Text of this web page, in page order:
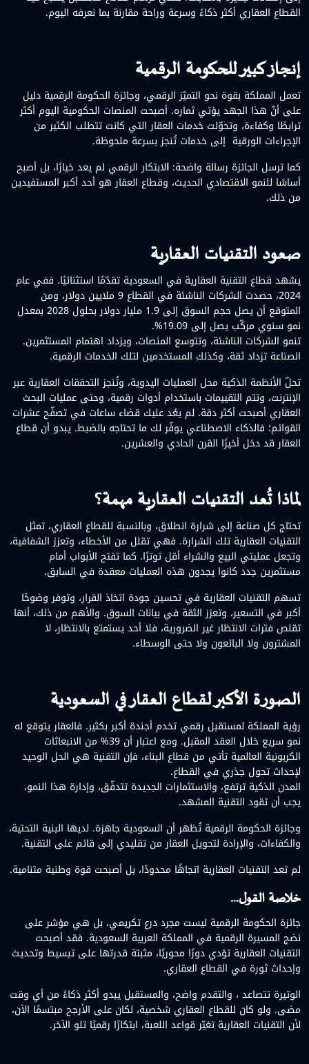
القطاع العقاري أكثر ذكاءً وسرعة وراحة مقارنة بما نعرفه اليوم.
إنجاز كبير للحكومة الرقمية
تعمل المملكة بقوة نحو التميّز الرقمي، وجائزة الحكومة الرقمية دليل
على أنّ هذا الجهد يؤتي ثماره. أصبحت المنصات الحكومية اليوم أكثر
ترابطًا وكفاءة، وتحوّلت خدمات العقار التي كانت تتطلب الكثير من
الإجراءات الورقية إلى خدمات تُنجز بسرعة ملحوظة.
كما ترسل الجائزة رسالة واضحة: الابتكار الرقمي لم يعد خيارًا، بل أصبح
أساسًا للنمو الاقتصادي الحديث، وقطاع العقار هو أحد أكبر المستفيدين
من ذلك.
صعود التقنيات العقارية
يشهد قطاع التقنية العقارية في السعودية تقدّمًا استثنائيًا. ففي عام
2024، حصدت الشركات الناشئة في القطاع 9 ملايين دولار، ومن
المتوقع أن يصل حجم السوق إلى 1.9 مليار دولار بحلول 2028 بمعدل
نمو سنوي مركّب يصل إلى 19.09%.
تنمو الشركات الناشئة، وتتوسع المنصات، ويزداد اهتمام المستثمرين.
الصناعة تزداد ثقة، وكذلك المستخدمين لتلك الخدمات الرقمية.
تحلّ الأنظمة الذكية محل العمليات اليدوية، وتُنجز التحققات العقارية عبر
الإنترنت، وتتم التقييمات باستخدام أدوات رقمية، وحتى عمليات البحث
العقاري أصبحت أكثر دقة. لم يعُد عليك قضاء ساعات في تصفّح عشرات
القوائم؛ فالذكاء الاصطناعي يوفّر لك ما تحتاجه بالضبط. يبدو أن قطاع
العقار قد دخل أخيرًا القرن الحادي والعشرين.
لماذا تُعد التقنيات العقارية مهمة؟
تحتاج كل صناعة إلى شرارة انطلاق، وبالنسبة للقطاع العقاري، تمثل
التقنيات العقارية تلك الشرارة. فهي تقلل من الأخطاء، وتعزز الشفافية،
وتجعل عمليتي البيع والشراء أقل توترًا. كما تفتح الأبواب أمام
مستثمرين جدد كانوا يجدون هذه العمليات معقدة في السابق.
تسهم التقنيات العقارية في تحسين جودة اتخاذ القرار، وتوفر وضوحًا
أكبر في التسعير، وتعزز الثقة في بيانات السوق. والأهم من ذلك، أنها
تقلص فترات الانتظار غير الضرورية، فلا أحد يستمتع بالانتظار، لا
المشترون ولا البائعون ولا حتى الوسطاء.
الصورة الأكبر لقطاع العقار في السعودية
رؤية المملكة لمستقبل رقمي تخدم أجندة أكبر بكثير. فالعقار يتوقع له
نمو سريع خلال العقد المقبل. ومع اعتبار أن 39% من الانبعاثات
الكربونية العالمية تأتي من قطاع البناء، فإن التقنية هي الحل الوحيد
لإحداث تحول جذري في القطاع.
المدن الذكية ترتفع، والاستثمارات الجديدة تتدفّق، وإدارة هذا النمو،
يجب أن تقود التقنية المشهد.
وجائزة الحكومة الرقمية تُظهر أن السعودية جاهزة. لديها البنية التحتية،
والكفاءات، والإرادة لتحويل العقار من تقليدي إلى قائم على التقنية.
لم تعد التقنيات العقارية اتجاهًا محدودًا، بل أصبحت قوة وطنية متنامية.
خلاصة القول…
جائزة الحكومة الرقمية ليست مجرد درع تكريمي، بل هي مؤشر على
نضج المسيرة الرقمية في المملكة العربية السعودية. فقد أصبحت
التقنيات العقارية تؤدي دورًا محوريًا، مثبتة قدرتها على تبسيط وتحديث
وإحداث ثورة في القطاع العقاري.
الوتيرة تتصاعد ، والتقدم واضح، والمستقبل يبدو أكثر ذكاءً من أي وقت
مضى. ولو كان للقطاع العقاري شخصية، لكان على الأرجح مبتسمًا الآن،
لأن التقنيات العقارية تغيّر قواعد اللعبة، ابتكارًا رقميًا تلو الآخر.